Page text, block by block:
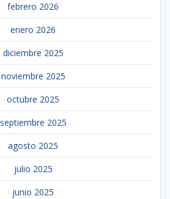
febrero 2026
enero 2026
diciembre 2025
noviembre 2025
octubre 2025
septiembre 2025
agosto 2025
julio 2025
junio 2025